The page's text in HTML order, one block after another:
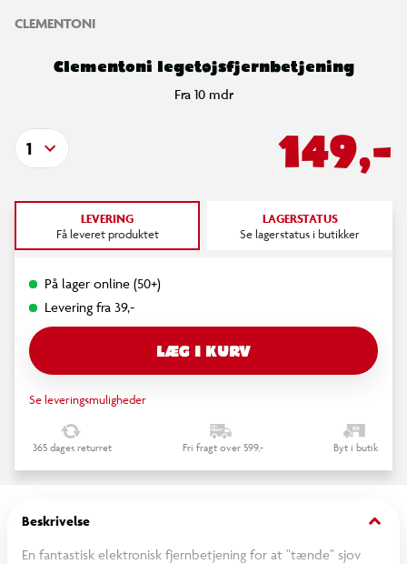
CLEMENTONI
Clementoni legetøjsfjernbetjening
Fra 10 mdr
149,-
1
LEVERING
Få leveret produktet
LAGERSTATUS
Se lagerstatus i butikker
På lager online (50+)
Levering fra 39,-
LÆG I KURV
Se leveringsmuligheder
365 dages returret Fri fragt over 599,- Byt i butik
Beskrivelse keyboard_arrow_down
En fantastisk elektronisk fjernbetjening for at "tænde" sjov